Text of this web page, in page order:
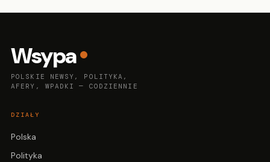
Wsypa
POLSKIE NEWSY, POLITYKA,
AFERY, WPADKI — CODZIENNIE
DZIAŁY
Polska
Polityka